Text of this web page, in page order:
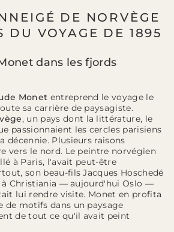
DE NORVÈGE
DU VOYAGE DE 1895
dans les fjords
Monet entreprend le voyage le
sa carrière de paysagiste.
, un pays dont la littérature, le
passionnaient les cercles parisiens
décennie. Plusieurs raisons
vers le nord. Le peintre norvégien
à Paris, l'avait peut-être
son beau-fils Jacques Hoschedé
à Christiania — aujourd'hui Oslo —
lui rendre visite. Monet en profita
de motifs dans un paysage
de tout ce qu'il avait peint